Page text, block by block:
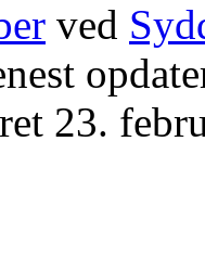
ved
23.